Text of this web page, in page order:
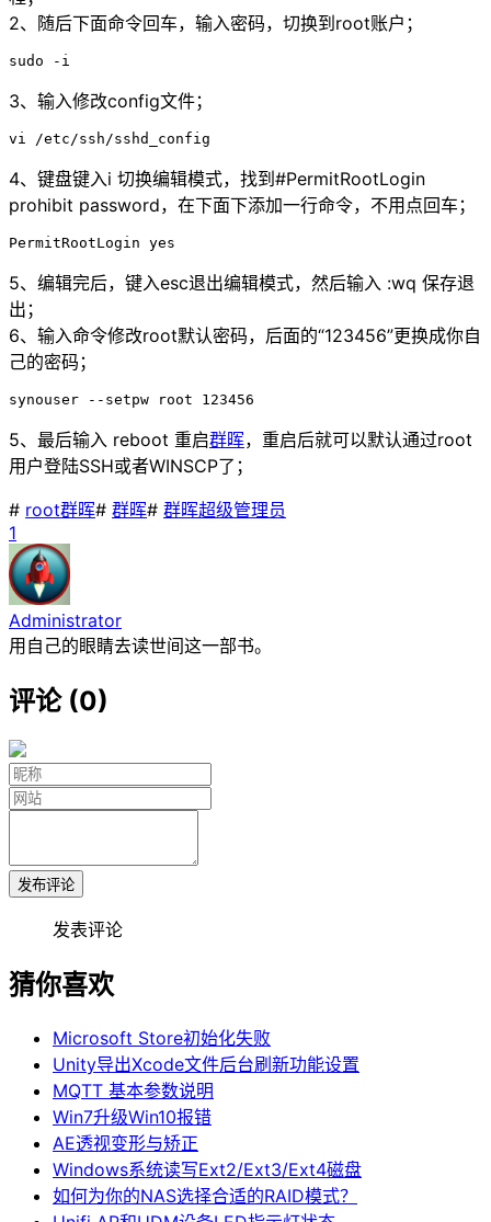
2、随后下面命令回车，输入密码，切换到root账户；
sudo -i
3、输入修改config文件；
vi /etc/ssh/sshd_config
4、键盘键入i 切换编辑模式，找到#PermitRootLogin
prohibit password，在下面下添加一行命令，不用点回车；
PermitRootLogin yes
5、编辑完后，键入esc退出编辑模式，然后输入 :wq 保存退
出；
6、输入命令修改root默认密码，后面的“123456”更换成你自
己的密码；
synouser --setpw root 123456
5、最后输入 reboot 重启群晖，重启后就可以默认通过root
用户登陆SSH或者WINSCP了；
# root群晖# 群晖# 群晖超级管理员
1
Administrator
用自己的眼睛去读世间这一部书。
评论 (0)
发布评论
发表评论
猜你喜欢
Microsoft Store初始化失败
Unity导出Xcode文件后台刷新功能设置
MQTT 基本参数说明
Win7升级Win10报错
AE透视变形与矫正
Windows系统读写Ext2/Ext3/Ext4磁盘
如何为你的NAS选择合适的RAID模式？